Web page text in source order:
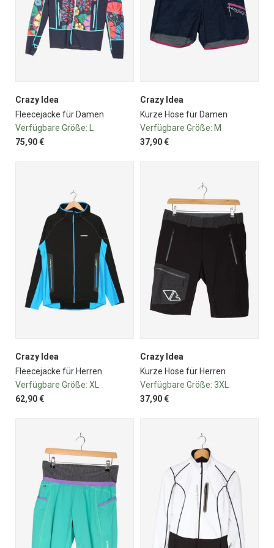
Crazy Idea
Fleecejacke für Damen
Verfügbare Größe:
75,90 €
Crazy Idea
Kurze Hose für Damen
Verfügbare Größe: M
37,90 €
Crazy Idea
Fleecejacke für Herren
Verfügbare Größe: XL
62,90 €
Crazy Idea
Kurze Hose für Herren
Verfügbare Größe: 3XL
37,90 €